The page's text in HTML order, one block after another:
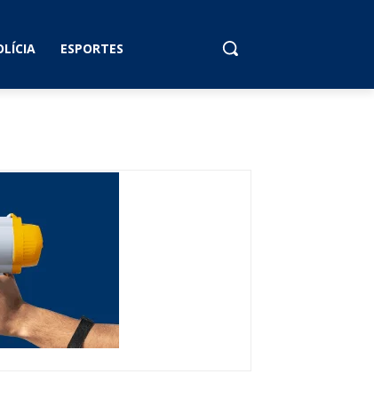
ESPORTES